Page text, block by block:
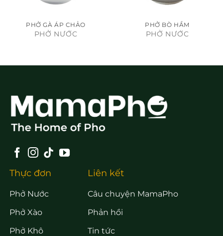
PHỞ GÀ ÁP CHẢO
PHỞ NƯỚC
PHỞ BÒ HẦM
PHỞ NƯỚC
Thực đơn
Phở Nước
Phở Xào
Phở Khô
Liên kết
Câu chuyện MamaPho
Phản hồi
Tin tức